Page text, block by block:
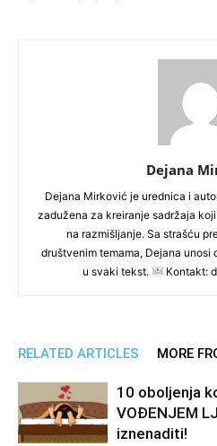
Dejana
Dejana Mirković je urednica i
zadužena za kreiranje sadržaja
na razmišljanje. Sa strašću
društvenim temama, Dejana
u svaki tekst.
Kontakt:
RELATED ARTICLES MORE
10 oboljenja
VOĐENJEM
iznenaditi!